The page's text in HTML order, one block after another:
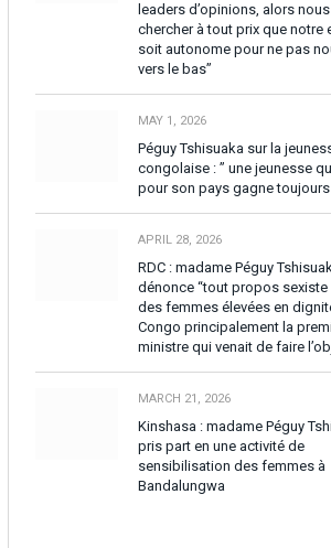
leaders d’opinions, alors
chercher à tout prix que notre
soit autonome pour ne pas
vers le bas”
MAY 1, 2026
Péguy Tshisuaka sur la
congolaise : ” une jeunesse
pour son pays gagne toujours
APRIL 28, 2026
RDC : madame Péguy
dénonce “tout propos sexiste
des femmes élevées en
Congo principalement la
ministre qui venait de faire
MARCH 21, 2026
Kinshasa : madame Péguy
pris part en une activité de
sensibilisation des femmes à
Bandalungwa